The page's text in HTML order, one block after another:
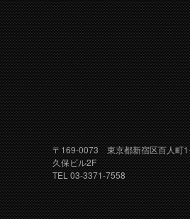
〒169-0073 東京都新宿区百人町
久保ビル2F
TEL 03-3371-7558